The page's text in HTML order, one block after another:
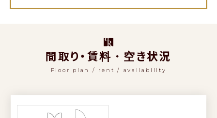
ご契約・ご入居後の サポートガイド
よくあるご質問
物件リクエスト
間取り・賃料・空き状況
Floor plan / rent / availability